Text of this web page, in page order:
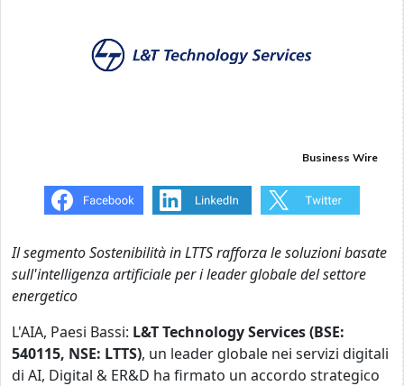
Business Wire
Il segmento Sostenibilità in LTTS rafforza le soluzioni basate
sull'intelligenza artificiale per i leader globale del settore
energetico
L'AIA, Paesi Bassi: L&T Technology Services (BSE:
540115, NSE: LTTS), un leader globale nei servizi digitali
di AI, Digital & ER&D ha firmato un accordo strategico